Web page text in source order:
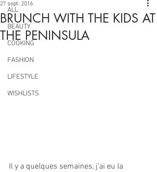
ALL
BEAUTY
COOKING
FASHION
LIFESTYLE
WISHLISTS
BRUNCH WITH THE KIDS AT
THE PENINSULA
27 sept. 2016
Il y a quelques semaines, j’ai eu la